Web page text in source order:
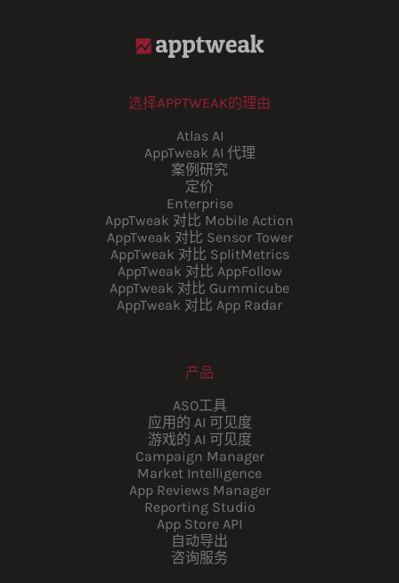
选择APPTWEAK的理由
Atlas AI
AppTweak AI 代理
案例研究
定价
Enterprise
AppTweak 对比 Mobile Action
AppTweak 对比 Sensor Tower
AppTweak 对比 SplitMetrics
AppTweak 对比 AppFollow
AppTweak 对比 Gummicube
AppTweak 对比 App Radar
产品
ASO工具
应用的 AI 可见度
游戏的 AI 可见度
Campaign Manager
Market Intelligence
App Reviews Manager
Reporting Studio
App Store API
自动导出
咨询服务